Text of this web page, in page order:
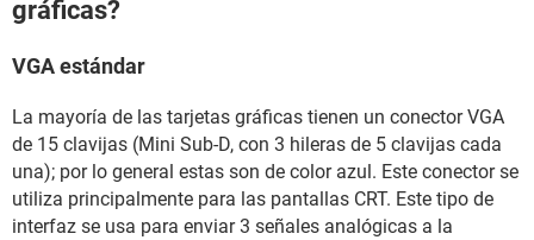
gráficas?
VGA estándar
La mayoría de las tarjetas gráficas tienen un conector VGA
de 15 clavijas (Mini Sub-D, con 3 hileras de 5 clavijas cada
una); por lo general estas son de color azul. Este conector se
utiliza principalmente para las pantallas CRT. Este tipo de
interfaz se usa para enviar 3 señales analógicas a la